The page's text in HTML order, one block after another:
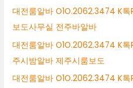
대전룸알바 O1O.2062.3474 K
보도사무실 전주바알바
대전룸알바 O1O.2062.3474 K
주시밤알바 제주시룸보도
대전룸알바 O1O.2062.3474 K